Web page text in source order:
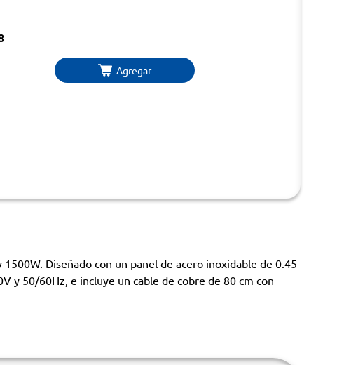
Agregar
Diseñado con un panel de acero inoxidable de 0.45
y 50/60Hz, e incluye un cable de cobre de 80 cm con